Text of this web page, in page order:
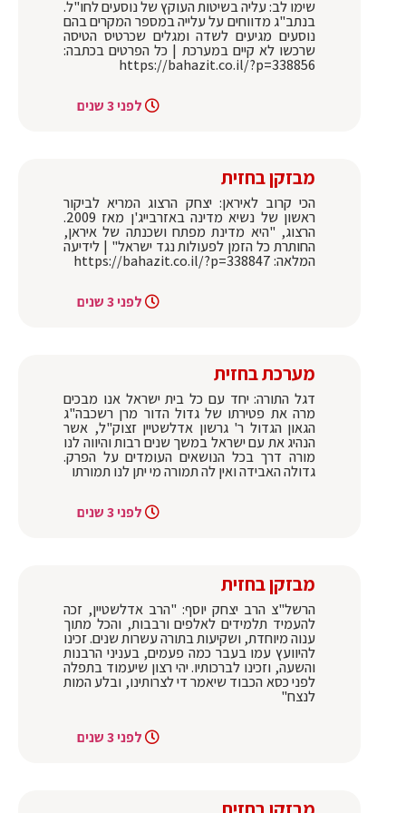
שימו לב: עליה בשיטות העוקץ של נוסעים לחו"ל.
בנתב"ג מדווחים על עלייה במספר המקרים בהם
נוסעים מגיעים לשדה ומגלים שכרטיס הטיסה
שרכשו לא קיים במערכת | כל הפרטים בכתבה:
https://bahazit.co.il/?p=338856
לפני 3 שנים
מבזקן בחזית
הכי קרוב לאיראן: יצחק הרצוג המריא לביקור
ראשון של נשיא מדינה באזרבייג'ן מאז 2009.
הרצוג, "היא מדינת מפתח ושכנתה של איראן,
החותרת כל הזמן לפעולות נגד ישראל" | לידיעה
המלאה: https://bahazit.co.il/?p=338847
לפני 3 שנים
מערכת בחזית
דגל התורה: יחד עם כל בית ישראל אנו מבכים
מרה את פטירתו של גדול הדור מרן רשכבה"ג
הגאון הגדול ר' גרשון אדלשטיין זצוק"ל, אשר
הנהיג את עם ישראל במשך שנים רבות והיווה לנו
מורה דרך בכל הנושאים העומדים על הפרק.
גדולה האבידה ואין לה תמורה מי יתן לנו תמורתו
לפני 3 שנים
מבזקן בחזית
הרשל"צ הרב יצחק יוסף: "הרב אדלשטיין, זכה
להעמיד תלמידים לאלפים ורבבות, והכל מתוך
ענוה מיוחדת, ושקיעות בתורה עשרות שנים. זכינו
להיוועץ עמו בעבר כמה פעמים, בעניני הרבנות
והשעה, וזכינו לברכותיו. יהי רצון שיעמוד בתפלה
לפני כסא הכבוד שיאמר די לצרותינו, ובלע המות
לנצח"
לפני 3 שנים